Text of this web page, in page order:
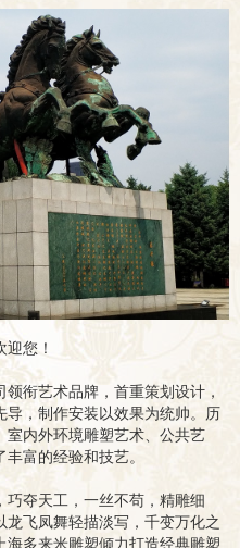
您！
衔艺术品牌，首重策划设计，
，制作安装以效果为统帅。历
内外环境雕塑艺术、公共艺
富的经验和技艺。
巧夺天工，一丝不苟，精雕细
飞凤舞轻描淡写，千变万化之
多来米雕塑倾力打造经典雕塑